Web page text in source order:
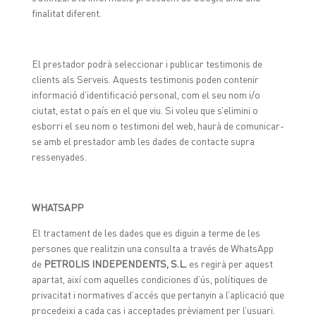
finalitat diferent.
El prestador podrà seleccionar i publicar testimonis de
clients als Serveis. Aquests testimonis poden contenir
informació d’identificació personal, com el seu nom i/o
ciutat, estat o país en el que viu. Si voleu que s’elimini o
esborri el seu nom o testimoni del web, haurà de comunicar-
se amb el prestador amb les dades de contacte supra
ressenyades.
WHATSAPP
El tractament de les dades que es diguin a terme de les
persones que realitzin una consulta a través de WhatsApp
de PETROLIS INDEPENDENTS, S.L.es regirà per aquest
apartat, així com aquelles condiciones d’ús, polítiques de
privacitat i normatives d’accés que pertanyin a l’aplicació que
procedeixi a cada cas i acceptades prèviament per l’usuari.